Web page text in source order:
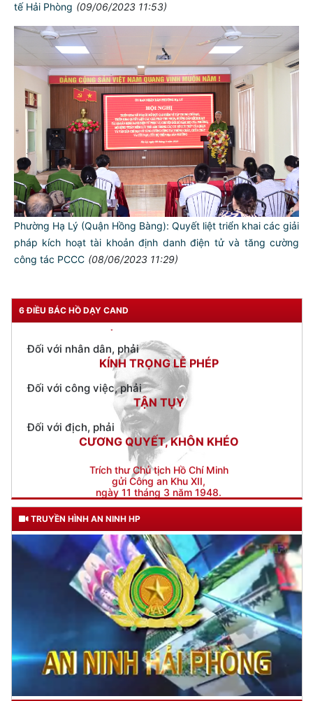
tế Hải Phòng (09/06/2023 11:53)
Phường Hạ Lý (Quận Hồng Bàng): Quyết liệt triển khai các giải
pháp kích hoạt tài khoản định danh điện tử và tăng cường
công tác PCCC (08/06/2023 11:29)
6 ĐIỀU BÁC HỒ DẠY CAND
TƯ CÁCH
NGƯỜI CÔNG AN CÁCH MỆNH LÀ:
Đối với tự mình, phải
CẦN, KIỆM, LIÊM, CHÍNH
Đối với đồng sự, phải
THÂN ÁI GIÚP ĐỠ
Đối với chính phủ, phải
Đối với nhân dân, phải
KÍNH TRỌNG LỄ PHÉP
Đối với công việc, phải
TẬN TỤY
Đối với địch, phải
CƯƠNG QUYẾT, KHÔN KHÉO
Trích thư Chủ tịch Hồ Chí Minh
gửi Công an Khu XII,
ngày 11 tháng 3 năm 1948.
TRUYỀN HÌNH AN NINH HP